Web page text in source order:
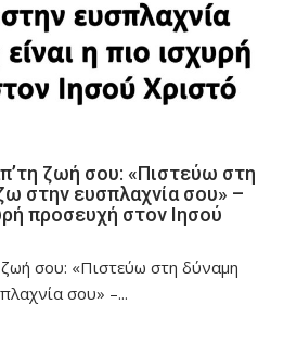
ζωή σου: «Πιστεύω στη
στην ευσπλαχνία σου» –
προσευχή στον Ιησού
ζωή σου: «Πιστεύω στη δύναμη
σου» –...